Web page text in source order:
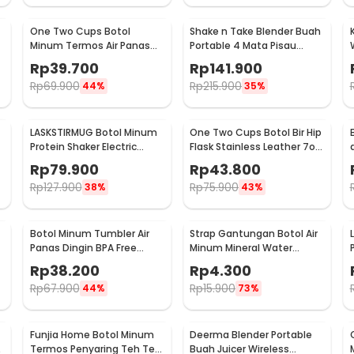
One Two Cups Botol
Minum Termos Air Panas
Dingin Stainless Steel
260ml - AQW575
Rp39.700
Rp69.900 44%
Shake n Take Blender Buah
Portable 4 Mata Pisau
Rp141.900
Rp215.90035%
LASKSTIRMUG Botol Minum
Protein Shaker Electric
1505
Rp79.900
Rp127.900 38%
One Two Cups Botol Bir Hip
Flask Stainless Leather 7oz
with Shot Glass
Rp43.800
Rp75.900 43%
Botol Minum Tumbler Air
Panas Dingin BPA Free
Stainless Steel 350ml - HS-
6983
Rp38.200
Rp67.900 44%
Strap Gantungan Botol Air
Minum Mineral Water
Bottle Belt Hanger - 3330
Rp4.300
Rp15.900 73%
Funjia Home Botol Minum
Termos Penyaring Teh Tea
Deerma Blender Portable
Buah Juicer Wireless